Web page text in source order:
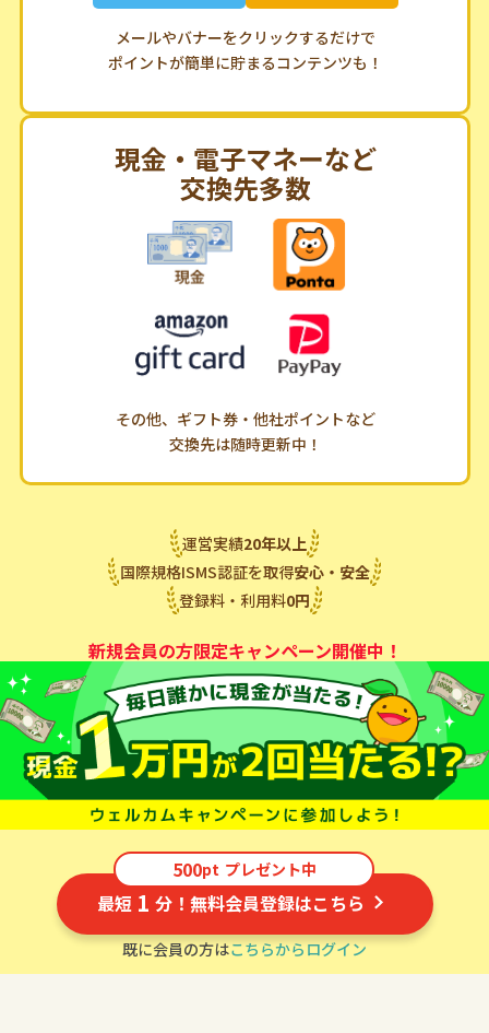
メールやバナーをクリックするだけで
ポイントが簡単に貯まるコンテンツも！
現金・電子マネーなど
交換先多数
その他、ギフト券・他社ポイントなど
交換先は随時更新中！
運営実績20年以上
国際規格ISMS認証を取得安心・安全
登録料・利用料0円
新規会員の方限定キャンペーン開催中！
500pt プレゼント中
最短 1 分！無料会員登録はこちら
既に会員の方はこちらからログイン